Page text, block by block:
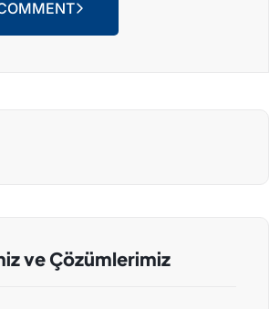
ve Çözümlerimiz